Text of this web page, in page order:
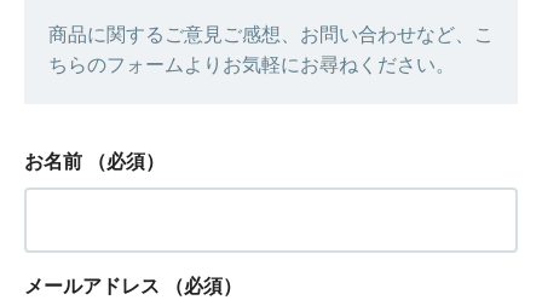
商品に関するご意見ご感想、お問い合わせなど、こ
ちらのフォームよりお気軽にお尋ねください。
お名前 （必須）
メールアドレス （必須）